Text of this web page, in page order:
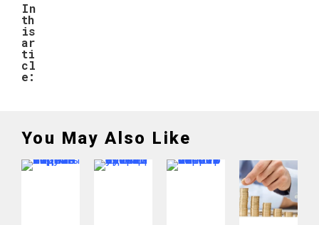
In
th
is
ar
ti
cl
e:
You May Also Like